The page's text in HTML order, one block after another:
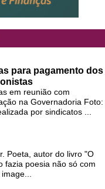
para pagamento dos
em reunião com
na Governadoria Foto:
por sindicatos ...
Poeta, autor do livro "O
fazia poesia não só com